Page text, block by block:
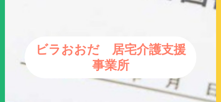
ビラおおだ 居宅介護支援
事業所